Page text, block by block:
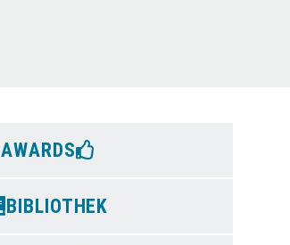
AWARDS
BIBLIOTHEK